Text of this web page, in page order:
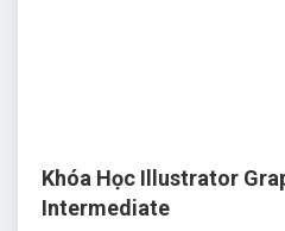
Khóa Học Illustrator
Intermediate